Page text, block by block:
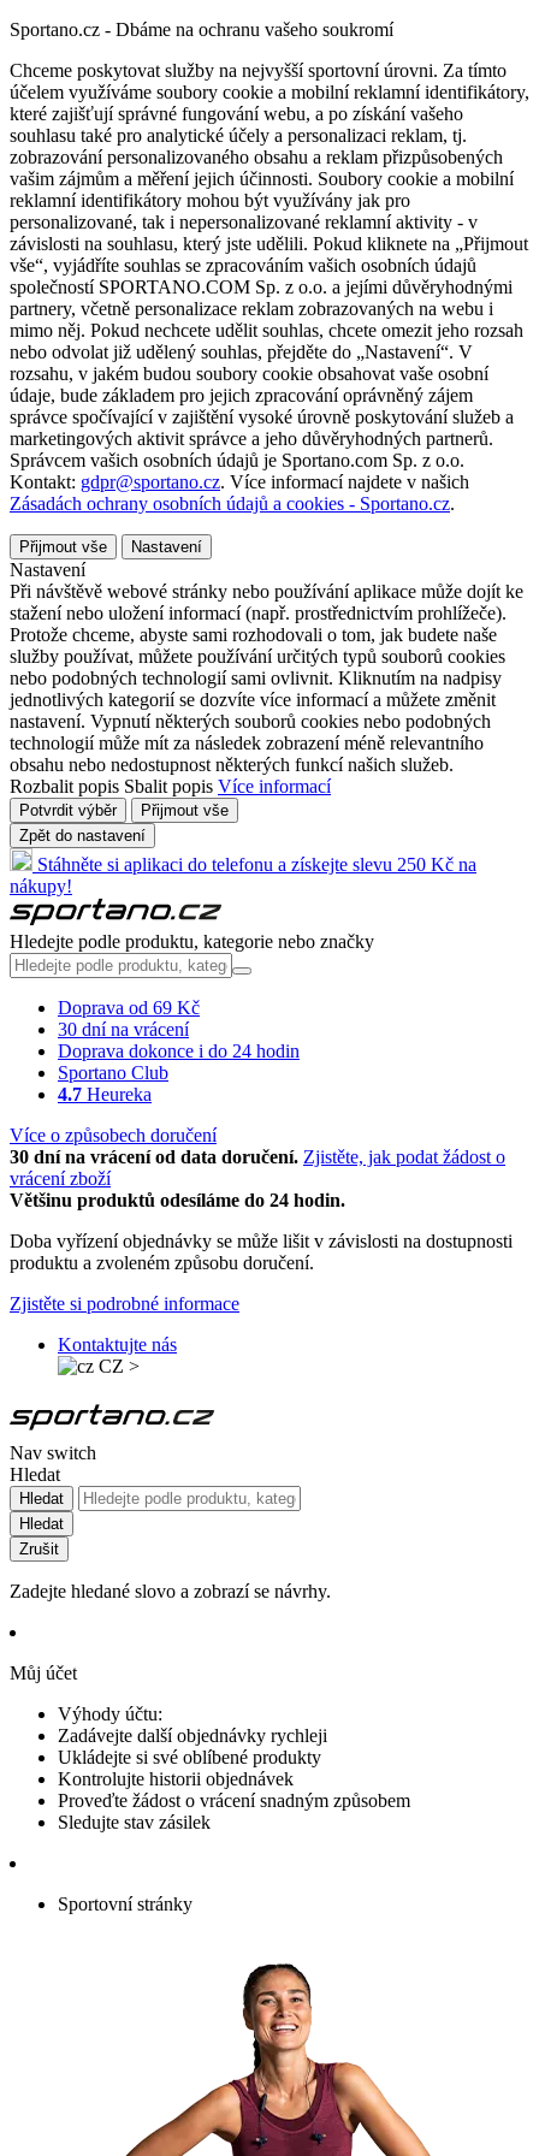
Sportano.cz - Dbáme na ochranu vašeho soukromí
Chceme poskytovat služby na nejvyšší sportovní úrovni. Za tímto
účelem využíváme soubory cookie a mobilní reklamní identifikátory,
které zajišťují správné fungování webu, a po získání vašeho
souhlasu také pro analytické účely a personalizaci reklam, tj.
zobrazování personalizovaného obsahu a reklam přizpůsobených
vašim zájmům a měření jejich účinnosti. Soubory cookie a mobilní
reklamní identifikátory mohou být využívány jak pro
personalizované, tak i nepersonalizované reklamní aktivity - v
závislosti na souhlasu, který jste udělili. Pokud kliknete na „Přijmout
vše“, vyjádříte souhlas se zpracováním vašich osobních údajů
společností SPORTANO.COM Sp. z o.o. a jejími důvěryhodnými
partnery, včetně personalizace reklam zobrazovaných na webu i
mimo něj. Pokud nechcete udělit souhlas, chcete omezit jeho rozsah
nebo odvolat již udělený souhlas, přejděte do „Nastavení“. V
rozsahu, v jakém budou soubory cookie obsahovat vaše osobní
údaje, bude základem pro jejich zpracování oprávněný zájem
správce spočívající v zajištění vysoké úrovně poskytování služeb a
marketingových aktivit správce a jeho důvěryhodných partnerů.
Správcem vašich osobních údajů je Sportano.com Sp. z o.o.
Kontakt: gdpr@sportano.cz. Více informací najdete v našich
Zásadách ochrany osobních údajů a cookies - Sportano.cz.
Přijmout vše Nastavení
Nastavení
Při návštěvě webové stránky nebo používání aplikace může dojít ke
stažení nebo uložení informací (např. prostřednictvím prohlížeče).
Protože chceme, abyste sami rozhodovali o tom, jak budete naše
služby používat, můžete používání určitých typů souborů cookies
nebo podobných technologií sami ovlivnit. Kliknutím na nadpisy
jednotlivých kategorií se dozvíte více informací a můžete změnit
nastavení. Vypnutí některých souborů cookies nebo podobných
technologií může mít za následek zobrazení méně relevantního
obsahu nebo nedostupnost některých funkcí našich služeb.
Rozbalit popis Sbalit popis Více informací
Potvrdit výběr
Přijmout vše
Zpět do nastavení
Stáhněte si aplikaci do telefonu a získejte slevu 250 Kč na
nákupy!
Hledejte podle produktu, kategorie nebo značky
Doprava od 69 Kč
30 dní na vrácení
Doprava dokonce i do 24 hodin
Sportano Club
4.7 Heureka
Více o způsobech doručení
30 dní na vrácení od data doručení. Zjistěte, jak podat žádost o
vrácení zboží
Většinu produktů odesíláme do 24 hodin.
Doba vyřízení objednávky se může lišit v závislosti na dostupnosti
produktu a zvoleném způsobu doručení.
Zjistěte si podrobné informace
Kontaktujte nás
CZ >
Nav switch
Hledat
Hledat
Hledat
Zrušit
Zadejte hledané slovo a zobrazí se návrhy.
Můj účet
Výhody účtu:
Zadávejte další objednávky rychleji
Ukládejte si své oblíbené produkty
Kontrolujte historii objednávek
Proveďte žádost o vrácení snadným způsobem
Sledujte stav zásilek
Sportovní stránky